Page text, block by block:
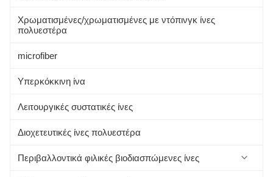
Χρωματισμένες/χρωματισμένες με ντόπινγκ ίνες
πολυεστέρα
microfiber
Υπερκόκκινη ίνα
Λειτουργικές συστατικές ίνες
Διοχετευτικές ίνες πολυεστέρα
Περιβαλλοντικά φιλικές βιοδιασπώμενες ίνες